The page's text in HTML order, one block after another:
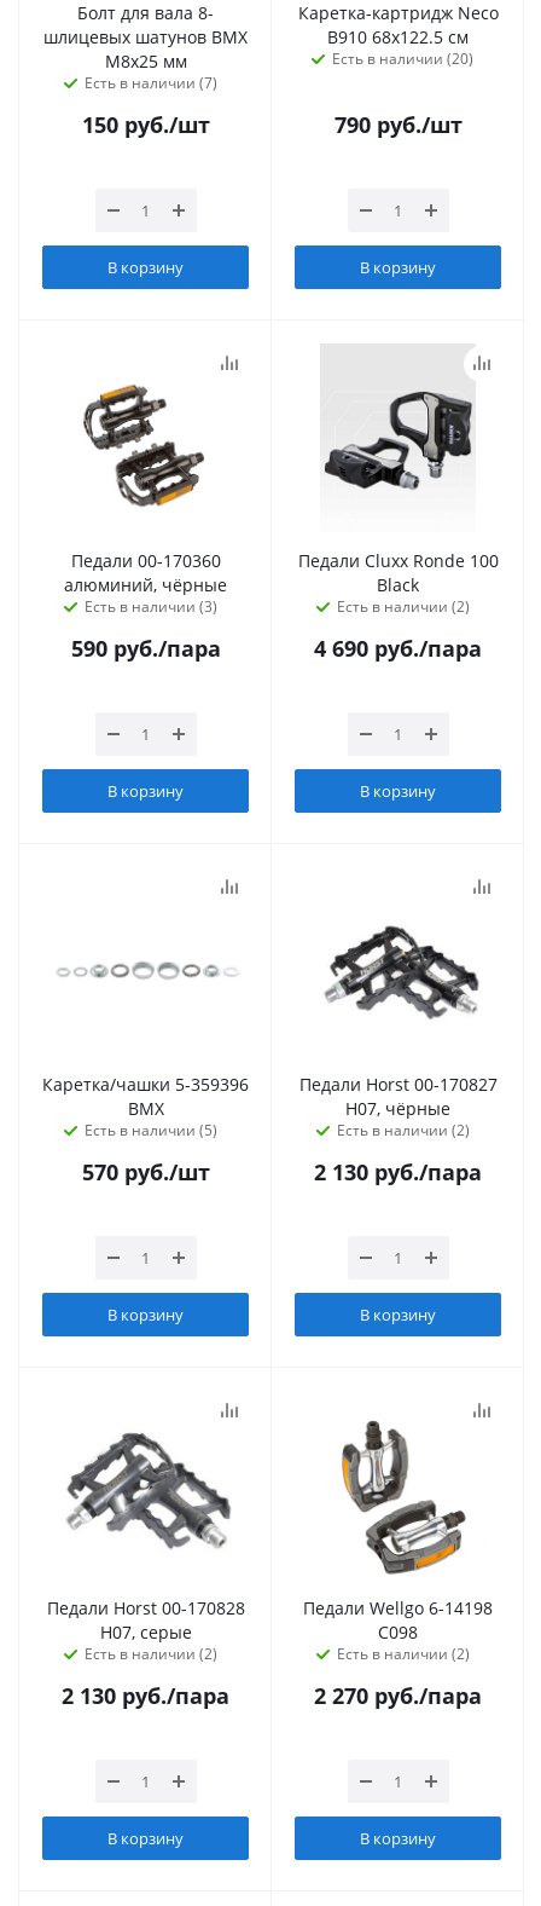
Болт для вала 8-
шлицевых шатунов BMX
М8х25 мм
Есть в наличии (7)
150руб./шт
В корзину
Каретка-картридж Neco
В910 68х122.5 см
Есть в наличии (20)
790руб./шт
В корзину
Педали 00-170360
алюминий, чёрные
Есть в наличии (3)
590руб./пара
В корзину
Педали Cluxx Ronde 100
Black
Есть в наличии (2)
4 690 руб./пара
В корзину
Каретка/чашки 5-359396
BMX
Есть в наличии (5)
570руб./шт
В корзину
Педали Horst 00-170827
H07, чёрные
Есть в наличии (2)
2 130 руб./пара
В корзину
Педали Horst 00-170828
H07, серые
Есть в наличии (2)
2 130 руб./пара
В корзину
Педали Wellgo 6-14198
C098
Есть в наличии (2)
2 270 руб./пара
В корзину